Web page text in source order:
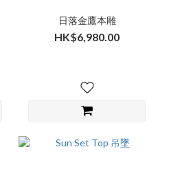
日落金鷹本雕
HK$6,980.00